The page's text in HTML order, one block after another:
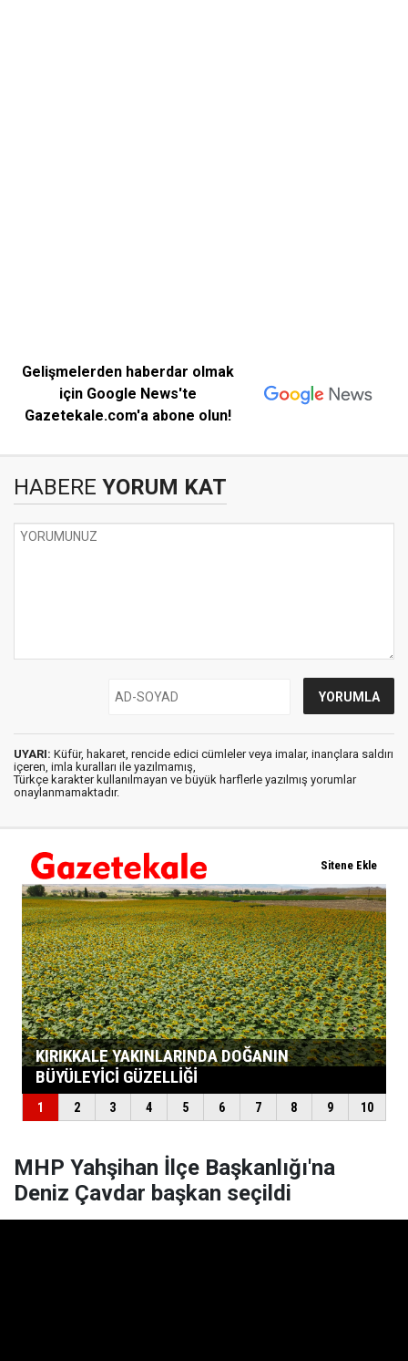
Gelişmelerden haberdar olmak
için Google News'te
Gazetekale.com'a abone olun!
HABERE YORUM KAT
UYARI: Küfür, hakaret, rencide edici cümleler veya imalar, inançlara saldırı
içeren, imla kuralları ile yazılmamış,
Türkçe karakter kullanılmayan ve büyük harflerle yazılmış yorumlar
onaylanmamaktadır.
MHP Yahşihan İlçe Başkanlığı'na
Deniz Çavdar başkan seçildi